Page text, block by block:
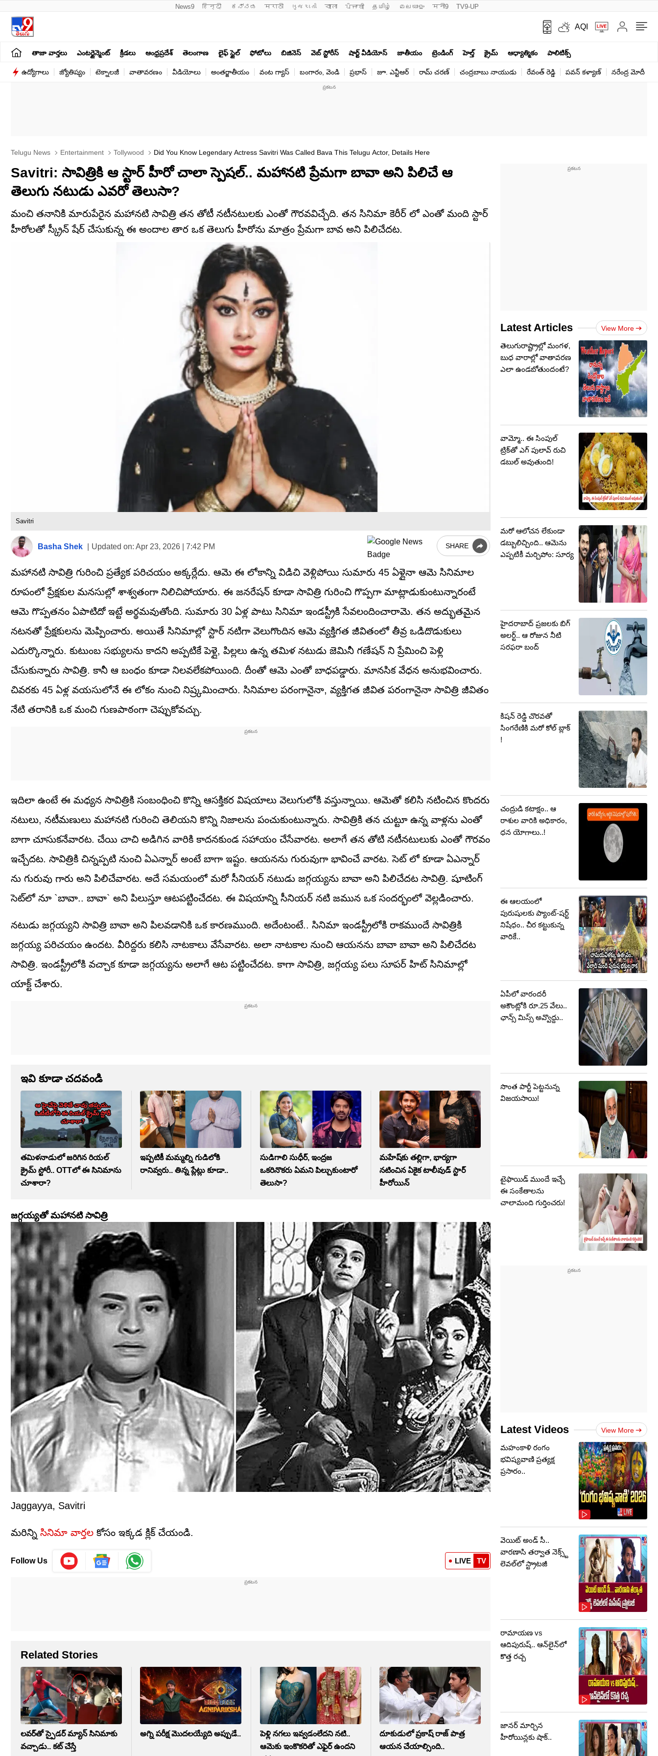
News9 हिन्दी ಕನ್ನಡ मराठी ગુજરાતી বাংলা ਪੰਜਾਬੀ தமிழ் മലയാളം मनी9 TV9-UP
AQI
తాజా వార్తలు ఎంటర్టైన్మెంట్ క్రీడలు ఆంధ్రప్రదేశ్ తెలంగాణ లైఫ్ స్టైల్ ఫోటోలు బిజినెస్ వెబ్ స్టోరీస్ షార్ట్ వీడియోస్ జాతీయం ట్రెండింగ్ హెల్త్‌ క్రైమ్ ఆధ్యాత్మికం పాలిటిక్స్‌
ఉద్యోగాలు జ్యోతిష్యం టెక్నాలజీ వాతావరణం వీడియోలు అంతర్జాతీయం వంట గ్యాస్ బంగారం, వెండి ప్రభాస్ జూ. ఎన్టీఆర్ రామ్ చ‌ర‌ణ్‌ చంద్రబాబు నాయుడు రేవంత్ రెడ్డి పవన్ కళ్యాణ్ నరేంద్ర మోదీ
Telugu News Entertainment Tollywood Did You Know Legendary Actress Savitri Was Called Bava This Telugu Actor, Details Here
Savitri: సావిత్రికి ఆ స్టార్ హీరో చాలా స్పెషల్.. మహానటి ప్రేమగా బావా అని పిలిచే ఆ
తెలుగు నటుడు ఎవరో తెలుసా?
మంచి తనానికి మారుపేరైన మహానటి సావిత్రి తన తోటీ నటీనటులకు ఎంతో గౌరవవిచ్చేది. తన సినిమా కెరీర్ లో ఎంతో మంది స్టార్
హీరోలతో స్క్రీన్ షేర్ చేసుకున్న ఈ అందాల తార ఒక తెలుగు హీరోను మాత్రం ప్రేమగా బావ అని పిలిచేదట.
Savitri
Basha Shek Updated on: Apr 23, 2026 | 7:42 PM SHARE
మహానటి సావిత్రి గురించి ప్రత్యేక పరిచయం అక్కర్లేదు. ఆమె ఈ లోకాన్ని విడిచి వెళ్లిపోయి సుమారు 45 ఏళ్లైనా ఆమె సినిమాల
రూపంలో ప్రేక్షకుల మనసుల్లో శాశ్వతంగా నిలిచిపోయారు. ఈ జనరేషన్ కూడా సావిత్రి గురించి గొప్పగా మాట్లాడుకుంటున్నారంటే
ఆమె గొప్పతనం ఏపాటిదో ఇట్టే అర్థమవుతోంది. సుమారు 30 ఏళ్ల పాటు సినిమా ఇండస్ట్రీకి సేవలందించారామె. తన అద్భుతమైన
నటనతో ప్రేక్షకులను మెప్పించారు. అయితే సినిమాల్లో స్టార్ నటిగా వెలుగొందిన ఆమె వ్యక్తిగత జీవితంలో తీవ్ర ఒడిదొడుకులు
ఎదుర్కొన్నారు. కుటుంబ సభ్యులను కాదని అప్పటికే పెళ్లై, పిల్లలు ఉన్న తమిళ నటుడు జెమినీ గణేషన్‌ ని ప్రేమించి పెళ్లి
చేసుకున్నారు సావిత్రి. కానీ ఆ బంధం కూడా నిలవలేకపోయింది. దీంతో ఆమె ఎంతో బాధపడ్డారు. మానసిక వేధన అనుభవించారు.
చివరకు 45 ఏళ్ల వయసులోనే ఈ లోకం నుంచి నిష్ర్కమించారు. సినిమాల పరంగానైనా, వ్యక్తిగత జీవిత పరంగానైనా సావిత్రి జీవితం
నేటి తరానికి ఒక మంచి గుణపాఠంగా చెప్పుకోవచ్చు.
ఇదిలా ఉంటే ఈ మధ్యన సావిత్రికి సంబంధించి కొన్ని ఆసక్తికర విషయాలు వెలుగులోకి వస్తున్నాయి. ఆమెతో కలిసి నటించిన కొందరు
నటులు, నటీమణులు మహానటి గురించి తెలియని కొన్ని నిజాలను పంచుకుంటున్నారు. సావిత్రికి తన చుట్టూ ఉన్న వాళ్లను ఎంతో
బాగా చూసుకనేవారట. చేయి చాచి అడిగిన వారికి కాదనకుండ సహాయం చేసేవారట. అలాగే తన తోటి నటీనటులుకు ఎంతో గౌరవం
ఇచ్చేదట. సావిత్రికి చిన్నప్పటి నుంచి ఏఎన్నార్‌ అంటే బాగా ఇష్టం. ఆయనను గురువుగా భావించే వారట. సెట్ లో కూడా ఏఎన్నార్
ను గురువు గారు అని పిలిచేవారట. అదే సమయంలో మరో సీనియర్ నటుడు జగ్గయ్యను బావా అని పిలిచేదట సావిత్రి. షూటింగ్
సెట్‌లో నూ `బావా.. బావా` అని పిలుస్తూ ఆటపట్టించేదట. ఈ విషయాన్ని సీనియర్‌ నటి జమున ఒక సందర్భంలో వెల్లడించారు.
నటుడు జగ్గయ్యని సావిత్రి బావా అని పిలవడానికి ఒక కారణముంది. అదేంటంటే.. సినిమా ఇండస్ట్రీలోకి రాకముందే సావిత్రికి
జగ్గయ్య పరిచయం ఉందట. వీరిద్దరు కలిసి నాటకాలు వేసేవారట. అలా నాటకాల నుంచి ఆయనను బావా బావా అని పిలిచేదట
సావిత్రి. ఇండస్ట్రీలోకి వచ్చాక కూడా జగ్గయ్యను అలాగే ఆట పట్టించేదట. కాగా సావిత్రి, జగ్గయ్య పలు సూపర్ హిట్ సినిమాల్లో
యాక్ట్ చేశారు.
ఇవి కూడా చదవండి
తమిళనాడులో జరిగిన రియల్
క్రైమ్ స్టోరీ.. OTTలో ఈ సినిమాను
చూశారా?
ఇప్పటికీ మమ్మల్ని గుడిలోకి
రానివ్వరు.. తిన్న ప్లేట్లు కూడా..
సుడిగాలి సుధీర్, ఇంద్రజ
ఒకరినొకరు ఏమని పిల్చుకుంటారో
తెలుసా?
మహేష్‌కు తల్లిగా, భార్యగా
నటించిన ఏకైక టాలీవుడ్ స్టార్
హీరోయిన్
జగ్గయ్యతో మహానటి సావిత్రి
Jaggayya, Savitri
మరిన్ని సినిమా వార్తల కోసం ఇక్కడ క్లిక్ చేయండి.
Follow Us LIVE TV
Related Stories
లవర్‌తో స్పైడర్ మ్యాన్ సినిమాకు
వచ్చాడు.. కట్ చేస్తే
అగ్ని ప‌రీక్ష‌ మొదలయ్యేది అప్పుడే..
పెళ్లి నగలు ఇవ్వడంలేదని నటి..
ఆమెకు ఇంకొకరితో ఎఫైర్ ఉందని
దూకుడులో ప్రకాష్ రాజ్ పాత్ర
ఆయన చేయాల్సింది..
Latest Articles View More
తెలుగురాష్ట్రాల్లో మంగళ,
బుధ వారాల్లో వాతావరణ
ఎలా ఉండబోతుందంటే?
వామ్మో.. ఈ సింపుల్
ట్రిక్‌తో ఎగ్ పులావ్ రుచి
డబుల్ అవుతుంది!
మరో ఆలోచన లేకుండా
డబ్బులిచ్చింది.. ఆమెను
ఎప్పటికీ మర్చిపోం: సూర్య
హైదరాబాద్ ప్రజలకు బిగ్
అలర్ట్.. ఆ రోజున నీటి
సరఫరా బంద్
కిషన్ రెడ్డి చొరవతో
సింగరేణికి మరో కోల్ బ్లాక్
!
చంద్రుడి కటాక్షం.. ఆ
రాశుల వారికి అధికారం,
ధన యోగాలు..!
ఈ ఆలయంలో
పురుషులకు ప్యాంట్-షర్ట్
నిషేధం.. చీర కట్టుకున్న
వారికే..
ఏపీలో వారందరీ
అకౌంట్లోకి రూ.25 వేలు..
ఛాన్స్ మిస్స్ అవ్వొద్దు..
సొంత పార్టీ పెట్టనున్న
విజయసాయి!
టైఫాయిడ్ ముందే ఇచ్చే
ఈ సంకేతాలను
చాలామంది గుర్తించరు!
Latest Videos View More
మహంకాళి రంగం
భవిష్యవాణి ప్రత్యక్ష
ప్రసారం..
వెయిట్ అండ్ సీ..
వారణాసి తర్వాత నెక్స్ట్
లెవల్‌లో స్ట్రాటజీ
రామాయణ vs
ఆదిపురుష్‌.. ఆన్‌లైన్‌లో
కొత్త రచ్చ
జానర్‌ మార్చిన
హీరోయిన్లకు షాక్‌..